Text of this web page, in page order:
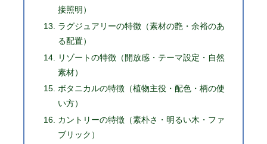
接照明）
ラグジュアリーの特徴（素材の艶・余裕のあ
る配置）
リゾートの特徴（開放感・テーマ設定・自然
素材）
ボタニカルの特徴（植物主役・配色・柄の使
い方）
カントリーの特徴（素朴さ・明るい木・ファ
ブリック）